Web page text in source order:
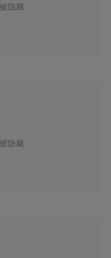
隐藏
隐藏